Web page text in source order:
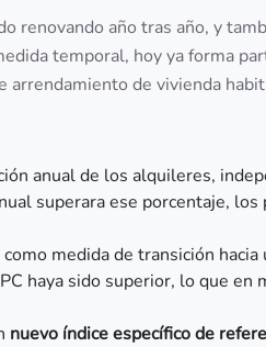
renovando año tras año, y
temporal, hoy ya forma
arrendamiento de vivienda
anual de los alquileres,
superara ese porcentaje,
como medida de transición
haya sido superior, lo que en
nuevo índice específico de